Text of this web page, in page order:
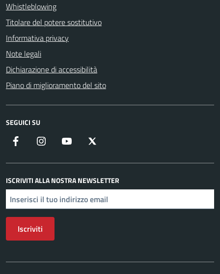
Whistleblowing
Titolare del potere sostitutivo
Informativa privacy
Note legali
Dichiarazione di accessibilità
Piano di miglioramento del sito
SEGUICI SU
Facebook Instagram YouTube
ISCRIVITI ALLA NOSTRA NEWSLETTER